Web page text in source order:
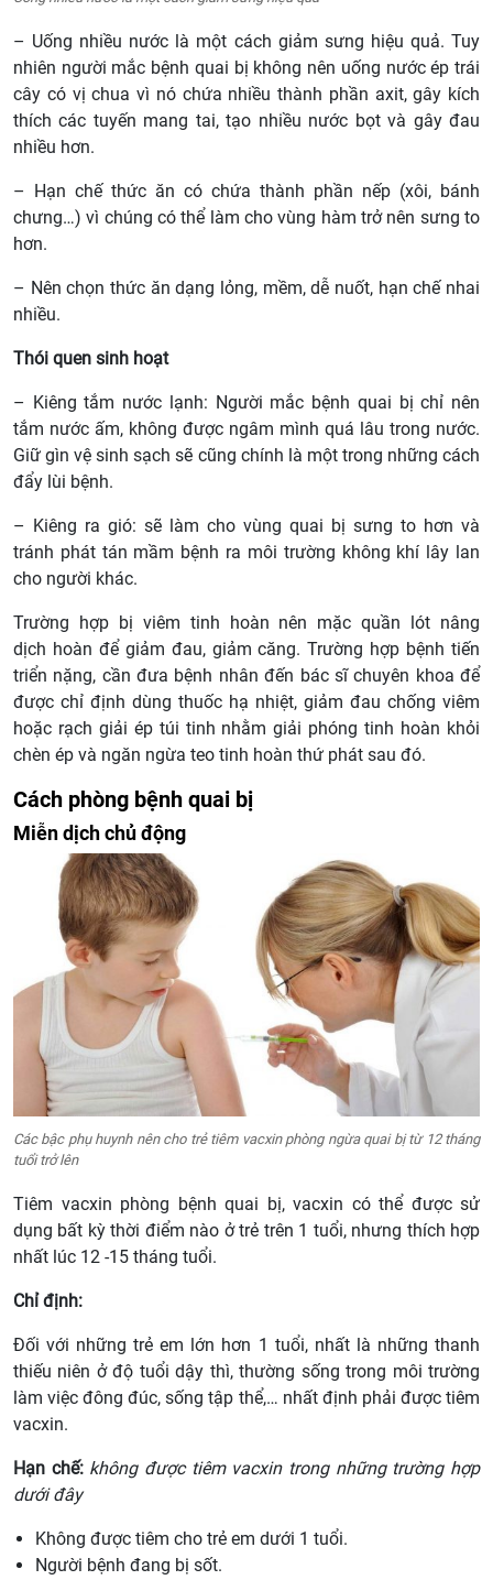
– Uống nhiều nước là một cách giảm sưng hiệu quả. Tuy
nhiên người mắc bệnh quai bị không nên uống nước ép trái
cây có vị chua vì nó chứa nhiều thành phần axit, gây kích
thích các tuyến mang tai, tạo nhiều nước bọt và gây đau
nhiều hơn.
– Hạn chế thức ăn có chứa thành phần nếp (xôi, bánh
chưng…) vì chúng có thể làm cho vùng hàm trở nên sưng to
hơn.
– Nên chọn thức ăn dạng lỏng, mềm, dễ nuốt, hạn chế nhai
nhiều.
Thói quen sinh hoạt
– Kiêng tắm nước lạnh: Người mắc bệnh quai bị chỉ nên
tắm nước ấm, không được ngâm mình quá lâu trong nước.
Giữ gìn vệ sinh sạch sẽ cũng chính là một trong những cách
đẩy lùi bệnh.
– Kiêng ra gió: sẽ làm cho vùng quai bị sưng to hơn và
tránh phát tán mầm bệnh ra môi trường không khí lây lan
cho người khác.
Trường hợp bị viêm tinh hoàn nên mặc quần lót nâng
dịch hoàn để giảm đau, giảm căng. Trường hợp bệnh tiến
triển nặng, cần đưa bệnh nhân đến bác sĩ chuyên khoa để
được chỉ định dùng thuốc hạ nhiệt, giảm đau chống viêm
hoặc rạch giải ép túi tinh nhằm giải phóng tinh hoàn khỏi
chèn ép và ngăn ngừa teo tinh hoàn thứ phát sau đó.
Cách phòng bệnh quai bị
Miễn dịch chủ động
Các bậc phụ huynh nên cho trẻ tiêm vacxin phòng ngừa quai bị từ 12 tháng
tuổi trở lên
Tiêm vacxin phòng bệnh quai bị, vacxin có thể được sử
dụng bất kỳ thời điểm nào ở trẻ trên 1 tuổi, nhưng thích hợp
nhất lúc 12 -15 tháng tuổi.
Chỉ định:
Đối với những trẻ em lớn hơn 1 tuổi, nhất là những thanh
thiếu niên ở độ tuổi dậy thì, thường sống trong môi trường
làm việc đông đúc, sống tập thể,… nhất định phải được tiêm
vacxin.
Hạn chế:không được tiêm vacxin trong những trường hợp
dưới đây
Không được tiêm cho trẻ em dưới 1 tuổi.
Người bệnh đang bị sốt.